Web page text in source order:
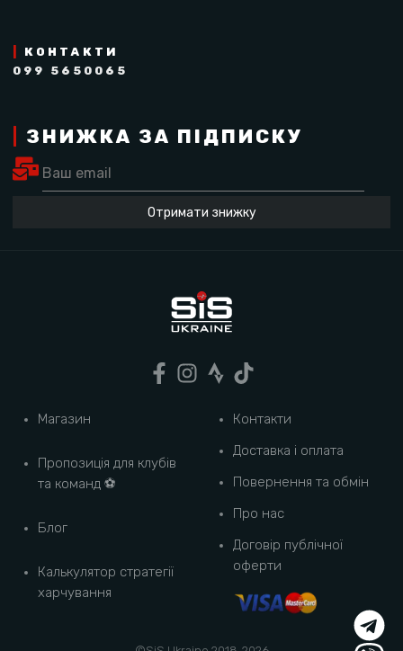
КОНТАКТИ
099 5650065
ЗНИЖКА ЗА ПІДПИСКУ
Отримати знижку
Магазин
Пропозиція для клубів
та команд ⚽️
Блог
Калькулятор стратегії
харчування
Контакти
Доставка і оплата
Повернення та обмін
Про нас
Договір публічної
оферти